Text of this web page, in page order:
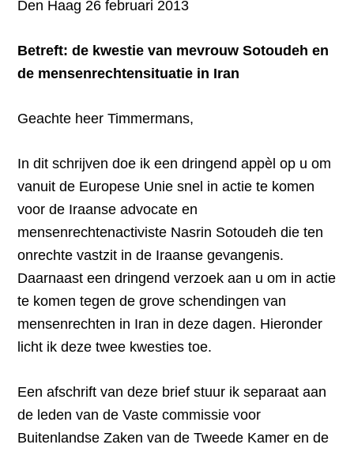
Den Haag 26 februari 2013
Betreft: de kwestie van mevrouw Sotoudeh en
de mensenrechtensituatie in Iran
Geachte heer Timmermans,
In dit schrijven doe ik een dringend appèl op u om
vanuit de Europese Unie snel in actie te komen
voor de Iraanse advocate en
mensenrechtenactiviste Nasrin Sotoudeh die ten
onrechte vastzit in de Iraanse gevangenis.
Daarnaast een dringend verzoek aan u om in actie
te komen tegen de grove schendingen van
mensenrechten in Iran in deze dagen. Hieronder
licht ik deze twee kwesties toe.
Een afschrift van deze brief stuur ik separaat aan
de leden van de Vaste commissie voor
Buitenlandse Zaken van de Tweede Kamer en de